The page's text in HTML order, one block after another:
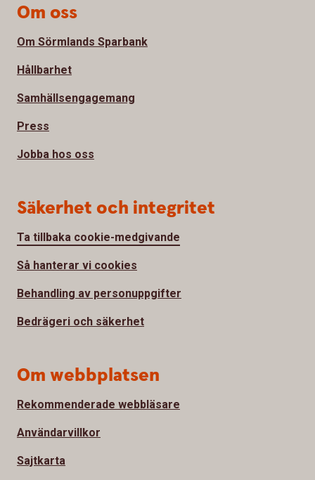
Om oss
Om Sörmlands Sparbank
Hållbarhet
Samhällsengagemang
Press
Jobba hos oss
Säkerhet och integritet
Ta tillbaka cookie-medgivande
Så hanterar vi cookies
Behandling av personuppgifter
Bedrägeri och säkerhet
Om webbplatsen
Rekommenderade webbläsare
Användarvillkor
Sajtkarta